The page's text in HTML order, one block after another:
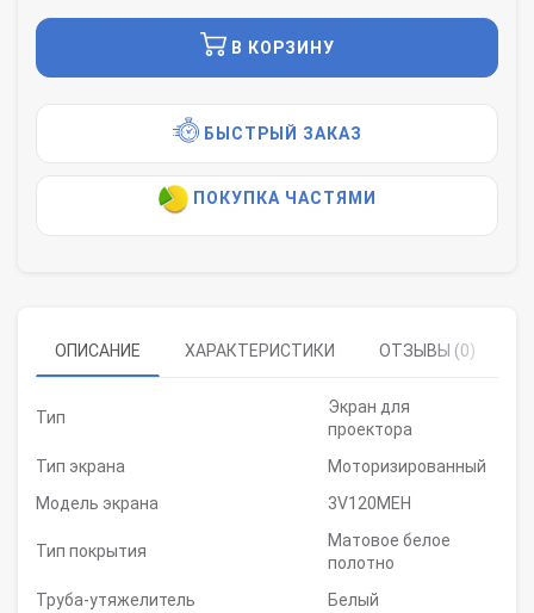
В КОРЗИНУ
БЫСТРЫЙ ЗАКАЗ
ПОКУПКА ЧАСТЯМИ
ОПИСАНИЕ ХАРАКТЕРИСТИКИ ОТЗЫВЫ (0)
Тип
Экран для
проектора
Тип экрана
Моторизированный
Модель экрана
3V120MEH
Тип покрытия
Матовое белое
полотно
Труба-утяжелитель
Белый